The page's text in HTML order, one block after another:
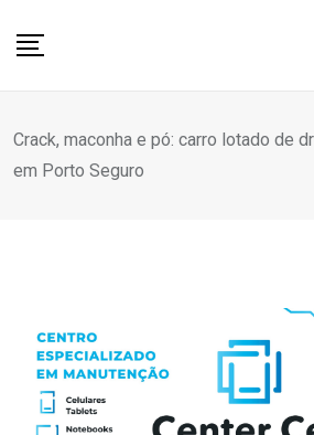
Crack, maconha e pó: carro lotado de
em Porto Seguro